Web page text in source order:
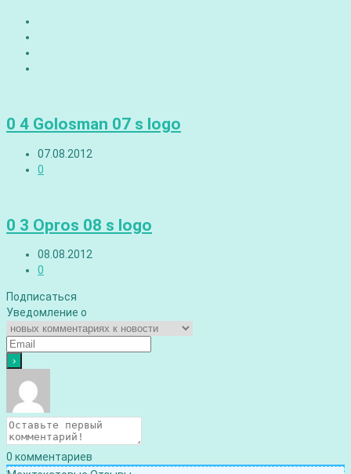
0 4 Golosman 07 s logo
07.08.2012
0
0 3 Opros 08 s logo
08.08.2012
0
Подписаться
Уведомление о
0 комментариев